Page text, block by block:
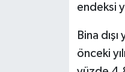
endeksi
Bina
önceki